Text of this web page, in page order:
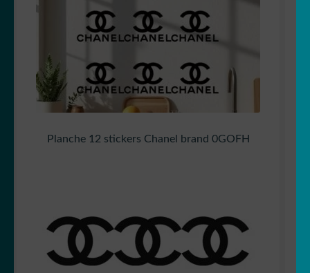
Planche 12 stickers Chanel brand 0GOFH